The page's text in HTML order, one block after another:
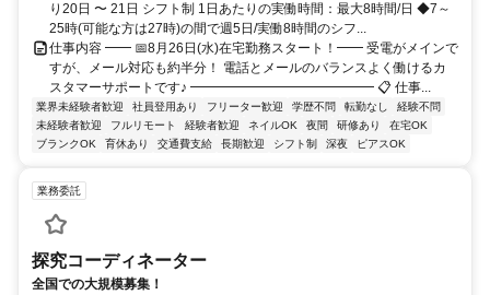
り20日 〜 21日 シフト制 1日あたりの実働時間：最大8時間/日 ◆7～
25時(可能な方は27時)の間で週5日/実働8時間のシフ...
仕事内容 ━━ 📅8月26日(水)在宅勤務スタート！━━ 受電がメインで
すが、メール対応も約半分！ 電話とメールのバランスよく働けるカ
スタマーサポートです♪ ━━━━━━━━━━━━━━ 📋 仕事...
業界未経験者歓迎 社員登用あり フリーター歓迎 学歴不問 転勤なし
経験不問
未経験者歓迎
フルリモート 経験者歓迎 ネイルOK 夜間 研修あり
在宅OK
ブランクOK
育休あり 交通費支給 長期歓迎 シフト制 深夜 ピアスOK
業務委託
探究コーディネーター
全国での大規模募集！